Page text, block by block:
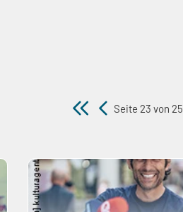
Seite 23 von 25